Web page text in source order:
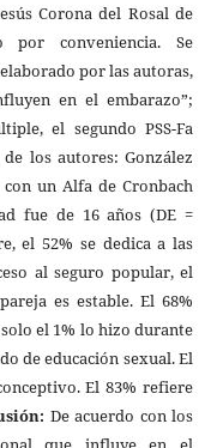
Corona del Rosal de
por conveniencia. Se
por las autoras,
en el embarazo”;
el segundo PSS-Fa
los autores: González
un Alfa de Cronbach
fue de 16 años (DE =
el 52% se dedica a las
al seguro popular, el
es estable. El 68%
el 1% lo hizo durante
de educación sexual. El
El 83% refiere
De acuerdo con los